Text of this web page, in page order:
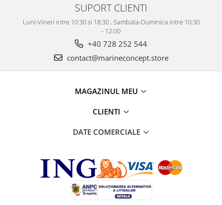
SUPORT CLIENTI
Luni-Vineri intre 10:30 si 18:30 , Sambata-Duminica intre 10:30
- 12:00
+40 728 252 544
contact@marineconcept.store
MAGAZINUL MEU
CLIENTI
DATE COMERCIALE